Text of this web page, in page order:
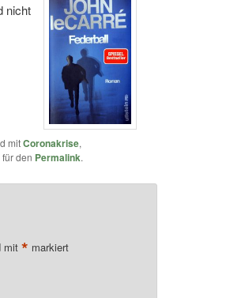
nicht
mitCoronakrise,
den Permalink.
mit * markiert